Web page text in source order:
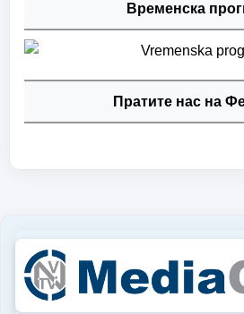
Временска
Пратите нас на